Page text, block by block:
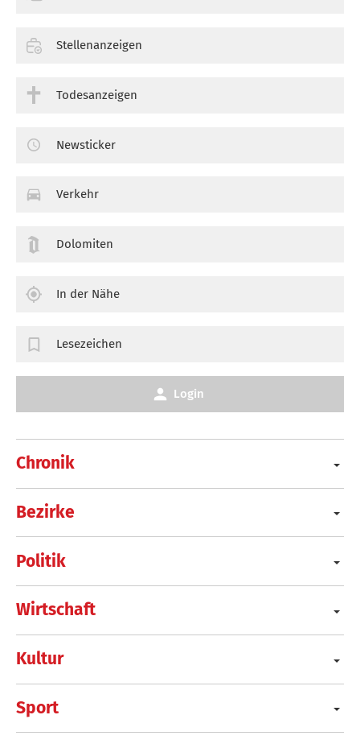
Chronik
Bezirke
Politik
Wirtschaft
Kultur
Sport
Stellenanzeigen
Todesanzeigen
Newsticker
Verkehr
Dolomiten
In der Nähe
Lesezeichen
Login